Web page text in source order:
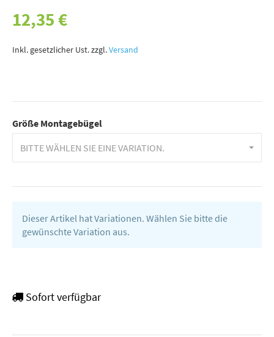
12,35 €
Inkl. gesetzlicher Ust. zzgl.Versand
Größe Montagebügel
BITTE WÄHLEN SIE EINE VARIATION.
Dieser Artikel hat Variationen. Wählen Sie bitte die
gewünschte Variation aus.
Sofort verfügbar